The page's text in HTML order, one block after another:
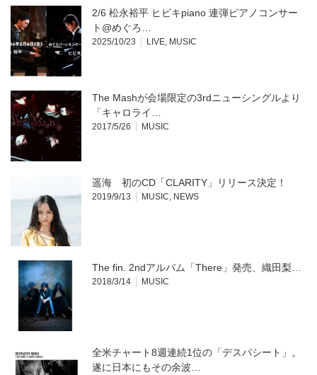
ウ
で
開
き
ま
す)
(新
し
い
ウ
ィ
ン
ド
ウ
開
ま
す)
2/6 松永裕平 ヒビキpiano 連弾ピアノコンサー
ト@めぐろ…
2025/10/23 LIVE, MUSIC
The Mashが会場限定の3rdニューシングルより
「キャロライ…
2017/5/26 MUSIC
遥海 初のCD「CLARITY」リリース決定！
2019/9/13 MUSIC, NEWS
The fin. 2ndアルバム「There」発売、織田梨…
2018/3/14 MUSIC
全米チャート8週連続1位の「デスパシート」。
遂に日本にもその余波…